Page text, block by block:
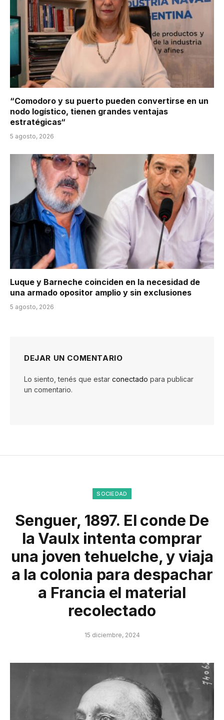
“Comodoro y su puerto pueden convertirse en un
nodo logístico, tienen grandes ventajas
estratégicas“
5 agosto, 2026
Luque y Barneche coinciden en la necesidad de
una armado opositor amplio y sin exclusiones
5 agosto, 2026
DEJAR UN COMENTARIO
Lo siento, tenés que estar conectado para publicar
un comentario.
SOCIEDAD
Senguer, 1897. El conde De
la Vaulx intenta comprar
una joven tehuelche, y viaja
a la colonia para despachar
a Francia el material
recolectado
15 diciembre, 2024